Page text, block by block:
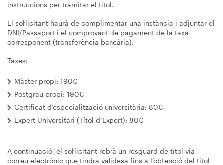
instruccions per tramitar el títol.
El sol·licitant haurà de complimentar una instància i adjuntar el
DNI/Passaport i el comprovant de pagament de la taxa
corresponent (transferència bancària).
Taxes:
Màster propi: 190€
Postgrau propi: 190€
Certificat d’especialització universitària: 80€
Expert Universitari (Títol d’Expert): 80€
A continuació, el sol·licitant rebrà un resguard de títol via
correu electrònic que tindrà validesa fins a l’obtenció del títol